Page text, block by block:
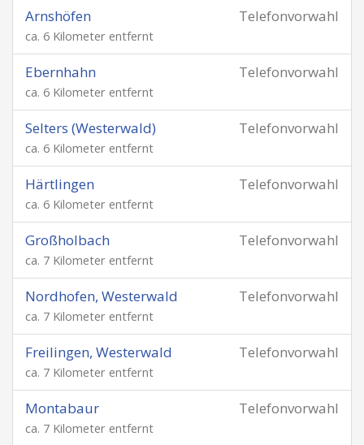
Telefonvorwahl
Arnshöfen
ca. 6 Kilometer entfernt
Telefonvorwahl
Ebernhahn
ca. 6 Kilometer entfernt
Telefonvorwahl
Selters (Westerwald)
ca. 6 Kilometer entfernt
Telefonvorwahl
Härtlingen
ca. 6 Kilometer entfernt
Telefonvorwahl
Großholbach
ca. 7 Kilometer entfernt
Telefonvorwahl
Nordhofen, Westerwald
ca. 7 Kilometer entfernt
Telefonvorwahl
Freilingen, Westerwald
ca. 7 Kilometer entfernt
Telefonvorwahl
Montabaur
ca. 7 Kilometer entfernt